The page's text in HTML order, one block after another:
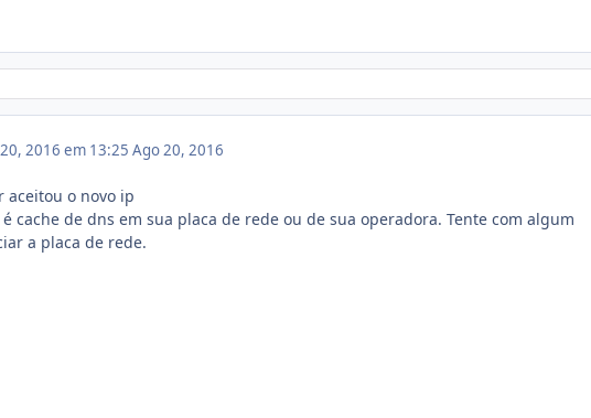
2016 em 13:25 Ago 20, 2016
aceitou o novo ip
cache de dns em sua placa de rede ou de sua operadora. Tente com algum
a placa de rede.